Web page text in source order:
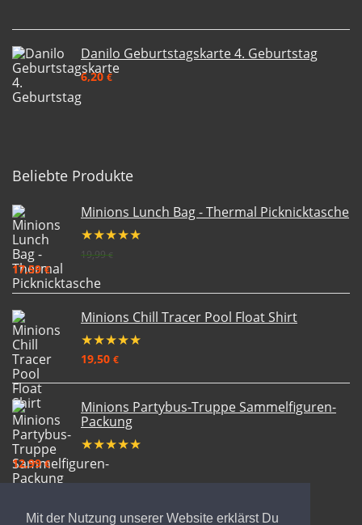
Mit der Nutzung unserer Website erklärst Du
Danilo Geburtstagskarte 4. Geburtstag
6,20€
Beliebte Produkte
Minions Lunch Bag - Thermal Picknicktasche
★★★★★
19,99€
17,59€
Minions Chill Tracer Pool Float Shirt
★★★★★
19,50 €
Minions Partybus-Truppe Sammelfiguren-
Packung
★★★★★
12,99€